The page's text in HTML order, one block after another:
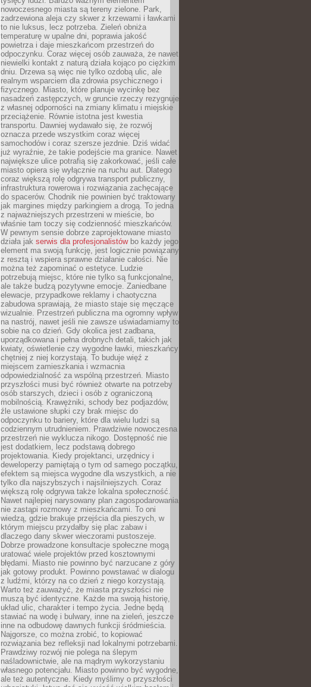
nowoczesnego miasta są tereny zielone. Park,
zadrzewiona aleja czy skwer z krzewami i ławkami
to nie luksus, lecz potrzeba. Zieleń obniża
temperaturę w upalne dni, poprawia jakość
powietrza i daje mieszkańcom przestrzeń do
odpoczynku. Coraz więcej osób zauważa, że nawet
niewielki kontakt z naturą działa kojąco po ciężkim
dniu. Drzewa są więc nie tylko ozdobą ulic, ale
realnym wsparciem dla zdrowia psychicznego i
fizycznego. Miasto, które planuje wycinkę bez
nasadzeń zastępczych, w gruncie rzeczy rezygnuje
z własnej odporności na zmiany klimatu i miejskie
przeciążenie. Równie istotna jest kwestia
transportu. Dawniej wydawało się, że rozwój
oznacza przede wszystkim coraz więcej
samochodów i coraz szersze jezdnie. Dziś widać
już wyraźnie, że takie podejście ma granice. Nawet
największe ulice potrafią się zakorkować, jeśli całe
miasto opiera się wyłącznie na ruchu aut. Dlatego
coraz większą rolę odgrywa transport publiczny,
infrastruktura rowerowa i rozwiązania zachęcające
do spacerów. Chodnik nie powinien być traktowany
jak margines między parkingiem a drogą. To jedna
z najważniejszych przestrzeni w mieście, bo
właśnie tam toczy się codzienność mieszkańców.
W pewnym sensie dobrze zaprojektowane miasto
działa jak serwis dla profesjonalistówbo każdy jego
element ma swoją funkcję, jest logicznie powiązany
z resztą i wspiera sprawne działanie całości. Nie
można też zapominać o estetyce. Ludzie
potrzebują miejsc, które nie tylko są funkcjonalne,
ale także budzą pozytywne emocje. Zaniedbane
elewacje, przypadkowe reklamy i chaotyczna
zabudowa sprawiają, że miasto staje się męczące
wizualnie. Przestrzeń publiczna ma ogromny wpływ
na nastrój, nawet jeśli nie zawsze uświadamiamy to
sobie na co dzień. Gdy okolica jest zadbana,
uporządkowana i pełna drobnych detali, takich jak
kwiaty, oświetlenie czy wygodne ławki, mieszkańcy
chętniej z niej korzystają. To buduje więź z
miejscem zamieszkania i wzmacnia
odpowiedzialność za wspólną przestrzeń. Miasto
przyszłości musi być również otwarte na potrzeby
osób starszych, dzieci i osób z ograniczoną
mobilnością. Krawężniki, schody bez podjazdów,
źle ustawione słupki czy brak miejsc do
odpoczynku to bariery, które dla wielu ludzi są
codziennym utrudnieniem. Prawdziwie nowoczesna
przestrzeń nie wyklucza nikogo. Dostępność nie
jest dodatkiem, lecz podstawą dobrego
projektowania. Kiedy projektanci, urzędnicy i
deweloperzy pamiętają o tym od samego początku,
efektem są miejsca wygodne dla wszystkich, a nie
tylko dla najszybszych i najsilniejszych. Coraz
większą rolę odgrywa także lokalna społeczność.
Nawet najlepiej narysowany plan zagospodarowania
nie zastąpi rozmowy z mieszkańcami. To oni
wiedzą, gdzie brakuje przejścia dla pieszych, w
którym miejscu przydałby się plac zabaw i
dlaczego dany skwer wieczorami pustoszeje.
Dobrze prowadzone konsultacje społeczne mogą
uratować wiele projektów przed kosztownymi
błędami. Miasto nie powinno być narzucane z góry
jak gotowy produkt. Powinno powstawać w dialogu
z ludźmi, którzy na co dzień z niego korzystają.
Warto też zauważyć, że miasta przyszłości nie
muszą być identyczne. Każde ma swoją historię,
układ ulic, charakter i tempo życia. Jedne będą
stawiać na wodę i bulwary, inne na zieleń, jeszcze
inne na odbudowę dawnych funkcji śródmieścia.
Najgorsze, co można zrobić, to kopiować
rozwiązania bez refleksji nad lokalnymi potrzebami.
Prawdziwy rozwój nie polega na ślepym
naśladownictwie, ale na mądrym wykorzystaniu
własnego potencjału. Miasto powinno być wygodne,
ale też autentyczne. Kiedy myślimy o przyszłości